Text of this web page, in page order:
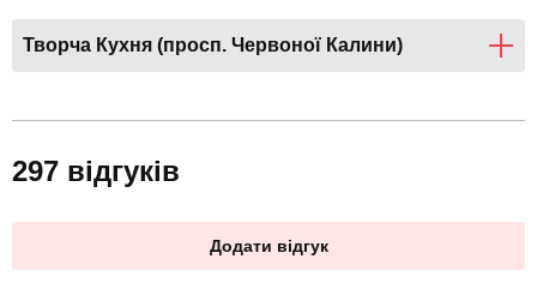
Творча Кухня (просп. Червоної Калини)
297 відгуків
Додати відгук